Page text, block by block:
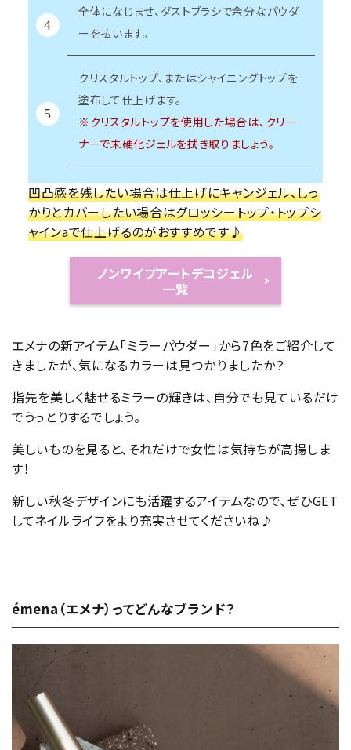
4
全体になじませ、ダストブラシで余分なパウダ
ーを払います。
5
クリスタルトップ、またはシャイニングトップを
塗布して仕上げます。
※クリスタルトップを使用した場合は、クリー
ナーで未硬化ジェルを拭き取りましょう。
凹凸感を残したい場合は仕上げにキャンジェル、しっ
かりとカバーしたい場合はグロッシートップ・トップシ
ャインaで仕上げるのがおすすめです♪
ノンワイプアートデコジェル
一覧
エメナの新アイテム「ミラーパウダー」から7色をご紹介して
きましたが、気になるカラーは見つかりましたか？
指先を美しく魅せるミラーの輝きは、自分でも見ているだけ
でうっとりするでしょう。
美しいものを見ると、それだけで女性は気持ちが高揚しま
す！
新しい秋冬デザインにも活躍するアイテムなので、ぜひGET
してネイルライフをより充実させてくださいね♪
émena（エメナ）ってどんなブランド？